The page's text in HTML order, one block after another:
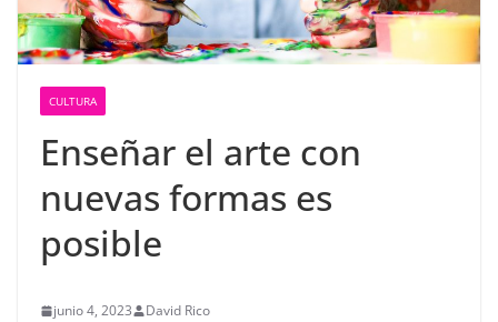
CULTURA
Enseñar el arte con
nuevas formas es
posible
junio 4, 2023 David Rico